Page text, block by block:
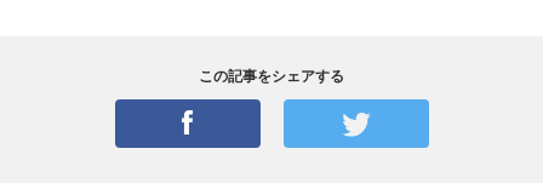
この記事をシェアする